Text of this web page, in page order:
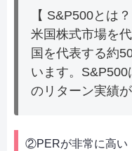
【 S&P500とは？
米国株式市場を
国を代表する約
います。S&P500
のリターン実績が
②PERが非常に高い